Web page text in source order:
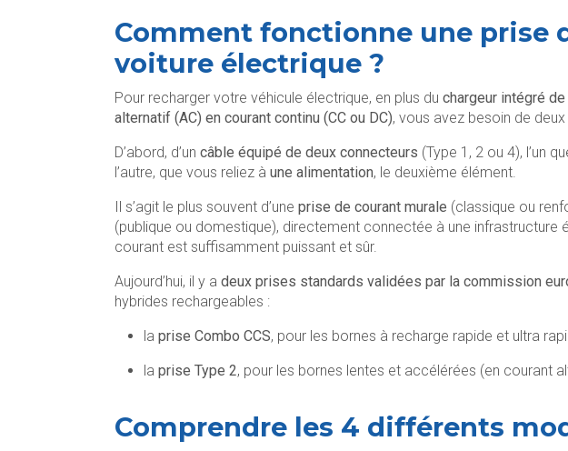
Comment fonctionne une prise
voiture électrique ?
Pour recharger votre véhicule électrique, en plus du chargeur intégré
alternatif (AC) en courant continu (CC ou DC), vous avez besoin de
D’abord, d’un câble équipé de deux connecteurs (Type 1, 2 ou 4), l’un
l’autre, que vous reliez à une alimentation, le deuxième élément.
Il s’agit le plus souvent d’une prise de courant murale (classique ou
(publique ou domestique), directement connectée à une infrastructure
courant est suffisamment puissant et sûr.
Aujourd’hui, il y a deux prises standards validées par la commission
hybrides rechargeables :
la prise Combo CCS, pour les bornes à recharge rapide et ultra
la prise Type 2, pour les bornes lentes et accélérées (en courant
Comprendre les 4 différents